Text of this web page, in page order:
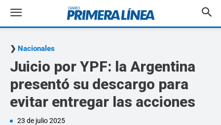
Nacionales
Juicio por YPF: la Argentina
presentó su descargo para
evitar entregar las acciones
23 de julio 2025